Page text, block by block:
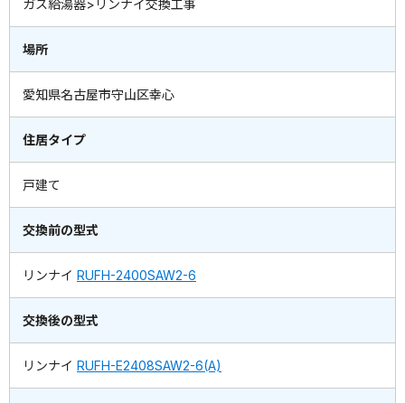
ガス給湯器>リンナイ交換工事
場所
愛知県名古屋市守山区幸心
住居タイプ
戸建て
交換前の型式
リンナイ RUFH-2400SAW2-6
交換後の型式
リンナイ RUFH-E2408SAW2-6(A)